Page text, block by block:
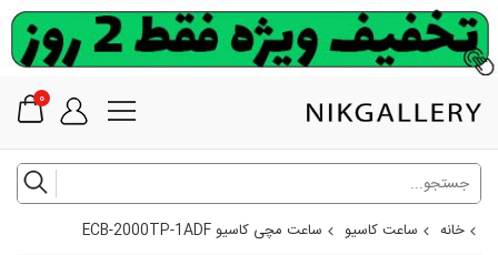
0
خانه ساعت کاسیو ساعت مچی کاسیو ECB-2000TP-1ADF